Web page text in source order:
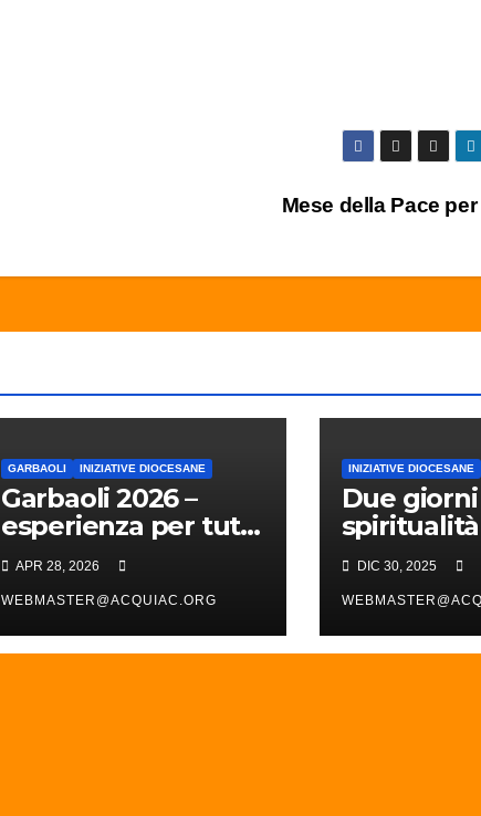
Mese della Pace
GARBAOLI INIZIATIVE DIOCESANE
Garbaoli 2026 –
esperienza per tutti
i gusti
APR 28, 2026
WEBMASTER@ACQUIAC.ORG
INIZIATIVE DIOCESANE
Due
Vescovo
DIC 30, 2025